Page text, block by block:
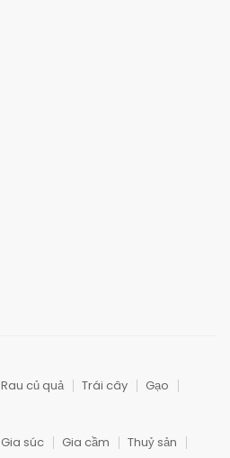
Rau củ quả Trái cây
Gạo
Gia súc Gia cầm
Thuỷ sản